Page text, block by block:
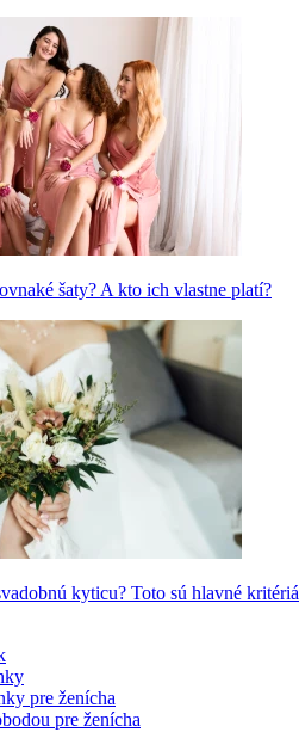
šaty? A kto ich vlastne platí?
kyticu? Toto sú hlavné kritériá
pre ženícha
pre ženícha